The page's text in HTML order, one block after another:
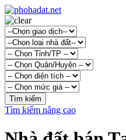
Tìm kiếm nâng cao